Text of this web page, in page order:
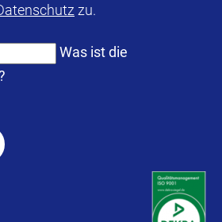
zu.
Was ist die